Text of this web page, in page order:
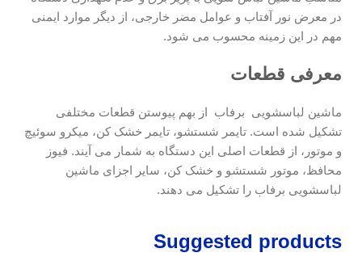
در معرض نور آفتاب و عوامل مضر خارجی، از دیگر موارد ایمنی
مهم در این زمینه محسوب می شود.
معرفی قطعات
ماشین لباسشویی برفاب از بهم پیوستن قطعات مختلفی
تشکیل شده است. تایمر شستشو، تایمر خشک کن، میکرو سوئیچ
و موتور، از قطعات اصلی این دستگاه به شمار می آیند. فیوز
محافظ، موتور شستشو و خشک کن، سایر اجزای ماشین
لباسشویی برفاب را تشکیل می دهند.
Suggested products